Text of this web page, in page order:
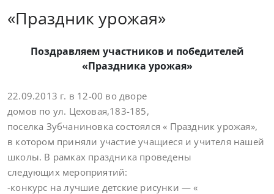
«Праздник урожая»
Поздравляем участников и победителей
«Праздника урожая»
22.09.2013 г. в 12-00 во дворе
домов по ул. Цеховая,183-185,
поселка Зубчаниновка состоялся « Праздник урожая»,
в котором приняли участие учащиеся и учителя нашей
школы. В рамках праздника проведены
следующих мероприятий:
-конкурс на лучшие детские рисунки — «